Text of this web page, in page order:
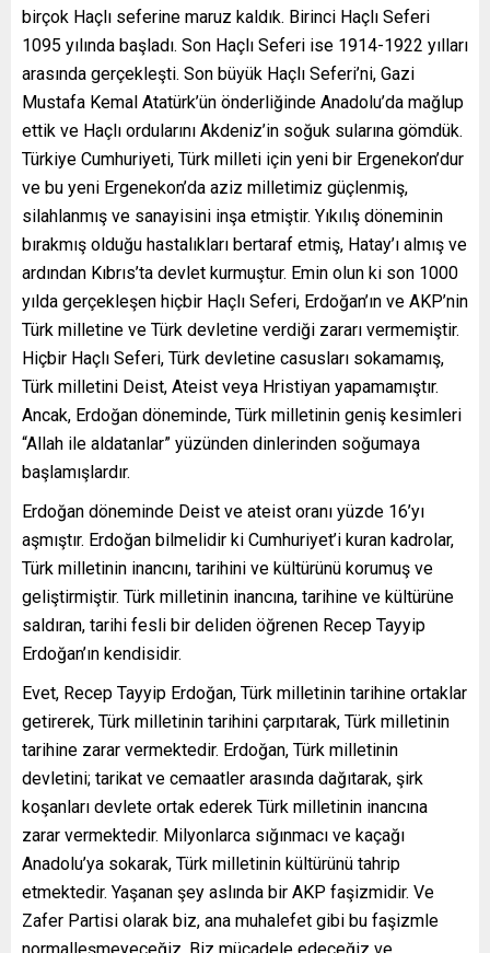
birçok Haçlı seferine maruz kaldık. Birinci Haçlı Seferi
1095 yılında başladı. Son Haçlı Seferi ise 1914-1922 yılları
arasında gerçekleşti. Son büyük Haçlı Seferi’ni, Gazi
Mustafa Kemal Atatürk’ün önderliğinde Anadolu’da mağlup
ettik ve Haçlı ordularını Akdeniz’in soğuk sularına gömdük.
Türkiye Cumhuriyeti, Türk milleti için yeni bir Ergenekon’dur
ve bu yeni Ergenekon’da aziz milletimiz güçlenmiş,
silahlanmış ve sanayisini inşa etmiştir. Yıkılış döneminin
bırakmış olduğu hastalıkları bertaraf etmiş, Hatay’ı almış ve
ardından Kıbrıs’ta devlet kurmuştur. Emin olun ki son 1000
yılda gerçekleşen hiçbir Haçlı Seferi, Erdoğan’ın ve AKP’nin
Türk milletine ve Türk devletine verdiği zararı vermemiştir.
Hiçbir Haçlı Seferi, Türk devletine casusları sokamamış,
Türk milletini Deist, Ateist veya Hristiyan yapamamıştır.
Ancak, Erdoğan döneminde, Türk milletinin geniş kesimleri
“Allah ile aldatanlar” yüzünden dinlerinden soğumaya
başlamışlardır.
Erdoğan döneminde Deist ve ateist oranı yüzde 16’yı
aşmıştır. Erdoğan bilmelidir ki Cumhuriyet’i kuran kadrolar,
Türk milletinin inancını, tarihini ve kültürünü korumuş ve
geliştirmiştir. Türk milletinin inancına, tarihine ve kültürüne
saldıran, tarihi fesli bir deliden öğrenen Recep Tayyip
Erdoğan’ın kendisidir.
Evet, Recep Tayyip Erdoğan, Türk milletinin tarihine ortaklar
getirerek, Türk milletinin tarihini çarpıtarak, Türk milletinin
tarihine zarar vermektedir. Erdoğan, Türk milletinin
devletini; tarikat ve cemaatler arasında dağıtarak, şirk
koşanları devlete ortak ederek Türk milletinin inancına
zarar vermektedir. Milyonlarca sığınmacı ve kaçağı
Anadolu’ya sokarak, Türk milletinin kültürünü tahrip
etmektedir. Yaşanan şey aslında bir AKP faşizmidir. Ve
Zafer Partisi olarak biz, ana muhalefet gibi bu faşizmle
normalleşmeyeceğiz. Biz mücadele edeceğiz ve